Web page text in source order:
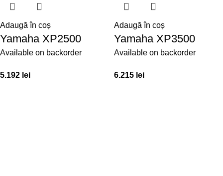
Adaugă în coș
Yamaha XP2500
Available on backorder
5.192 lei
Adaugă în coș
Yamaha XP3500
Available on backorder
6.215 lei